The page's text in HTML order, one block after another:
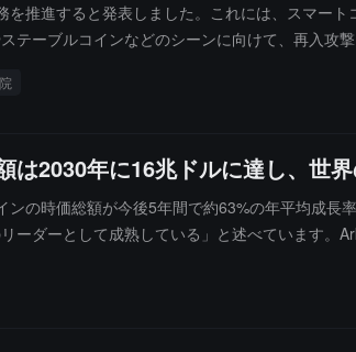
推進すると発表しました。これには、スマー
テーブルコインなどのシーンに向けて、再入
じて金融機関のデジタル資産セキュリティ能力
2030年に16兆ドルに達し、世
の時価総額が今後5年間で約63%の年平均成
ーダーとして成熟している」と述べています
ワークが主導する」としています。